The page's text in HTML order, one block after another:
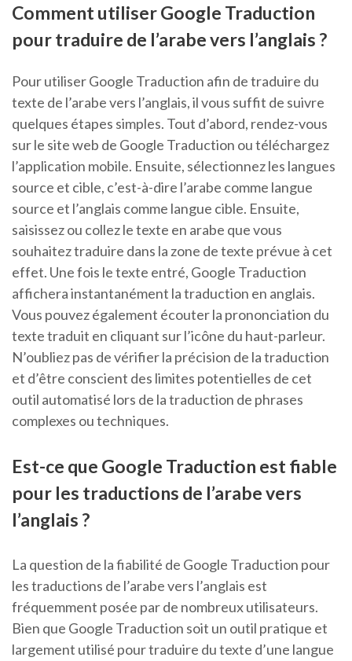
Comment utiliser Google Traduction
pour traduire de l’arabe vers l’anglais ?
Pour utiliser Google Traduction afin de traduire du
texte de l’arabe vers l’anglais, il vous suffit de suivre
quelques étapes simples. Tout d’abord, rendez-vous
sur le site web de Google Traduction ou téléchargez
l’application mobile. Ensuite, sélectionnez les langues
source et cible, c’est-à-dire l’arabe comme langue
source et l’anglais comme langue cible. Ensuite,
saisissez ou collez le texte en arabe que vous
souhaitez traduire dans la zone de texte prévue à cet
effet. Une fois le texte entré, Google Traduction
affichera instantanément la traduction en anglais.
Vous pouvez également écouter la prononciation du
texte traduit en cliquant sur l’icône du haut-parleur.
N’oubliez pas de vérifier la précision de la traduction
et d’être conscient des limites potentielles de cet
outil automatisé lors de la traduction de phrases
complexes ou techniques.
Est-ce que Google Traduction est fiable
pour les traductions de l’arabe vers
l’anglais ?
La question de la fiabilité de Google Traduction pour
les traductions de l’arabe vers l’anglais est
fréquemment posée par de nombreux utilisateurs.
Bien que Google Traduction soit un outil pratique et
largement utilisé pour traduire du texte d’une langue